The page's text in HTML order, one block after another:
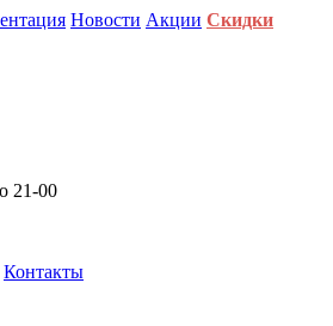
Новости Акции Скидки
21-00
Контакты